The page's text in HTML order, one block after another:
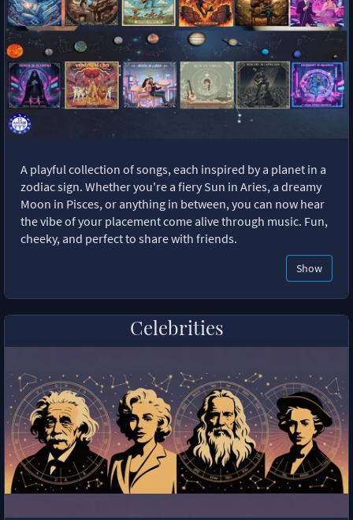
A playful collection of songs, each inspired by a planet in a
zodiac sign. Whether you're a fiery Sun in Aries, a dreamy
Moon in Pisces, or anything in between, you can now hear
the vibe of your placement come alive through music. Fun,
cheeky, and perfect to share with friends.
Show
Celebrities